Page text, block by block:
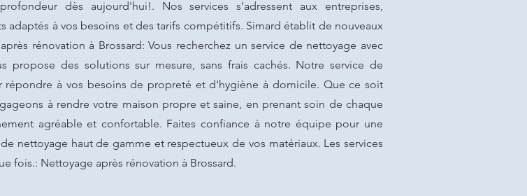
dès aujourd'hui!. Nos services s'adressent aux entreprises,
adaptés à vos besoins et des tarifs compétitifs. Simard établit de nouveaux
rénovation à Brossard: Vous recherchez un service de nettoyage avec
propose des solutions sur mesure, sans frais cachés. Notre service de
à vos besoins de propreté et d'hygiène à domicile. Que ce soit
à rendre votre maison propre et saine, en prenant soin de chaque
agréable et confortable. Faites confiance à notre équipe pour une
nettoyage haut de gamme et respectueux de vos matériaux. Les services
fois.: Nettoyage après rénovation à Brossard.